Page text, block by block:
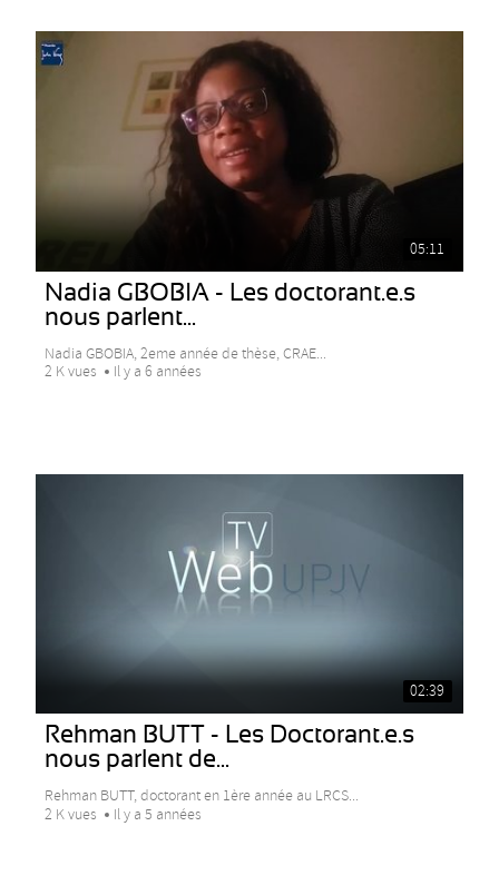
05:11
Nadia GBOBIA - Les doctorant.e.s
nous parlent...
Nadia GBOBIA, 2eme année de thèse, CRAE...
2 K vues
Il y a 6 années
02:39
Rehman BUTT - Les Doctorant.e.s
nous parlent de...
Rehman BUTT, doctorant en 1ère année au LRCS...
2 K vues
Il y a 5 années